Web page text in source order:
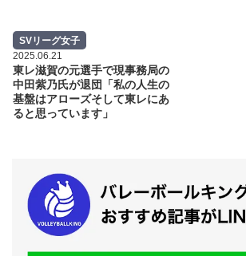
SVリーグ女子
2025.06.21
東レ滋賀の元選手で現事務局の
中田紫乃氏が退団「私の人生の
基盤はアローズそして東レにあ
ると思っています」